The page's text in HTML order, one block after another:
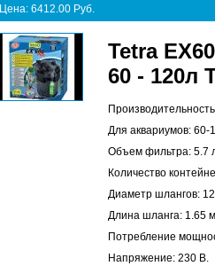
Цена: 6412.00 Руб.
Tetra
60 - 120л
Для аквариумов: 60-
Объем фильтра: 5.7
Количество
Диаметр шлангов:
Длина шланга: 1.65
Потребление
Напряжение: 230 В.